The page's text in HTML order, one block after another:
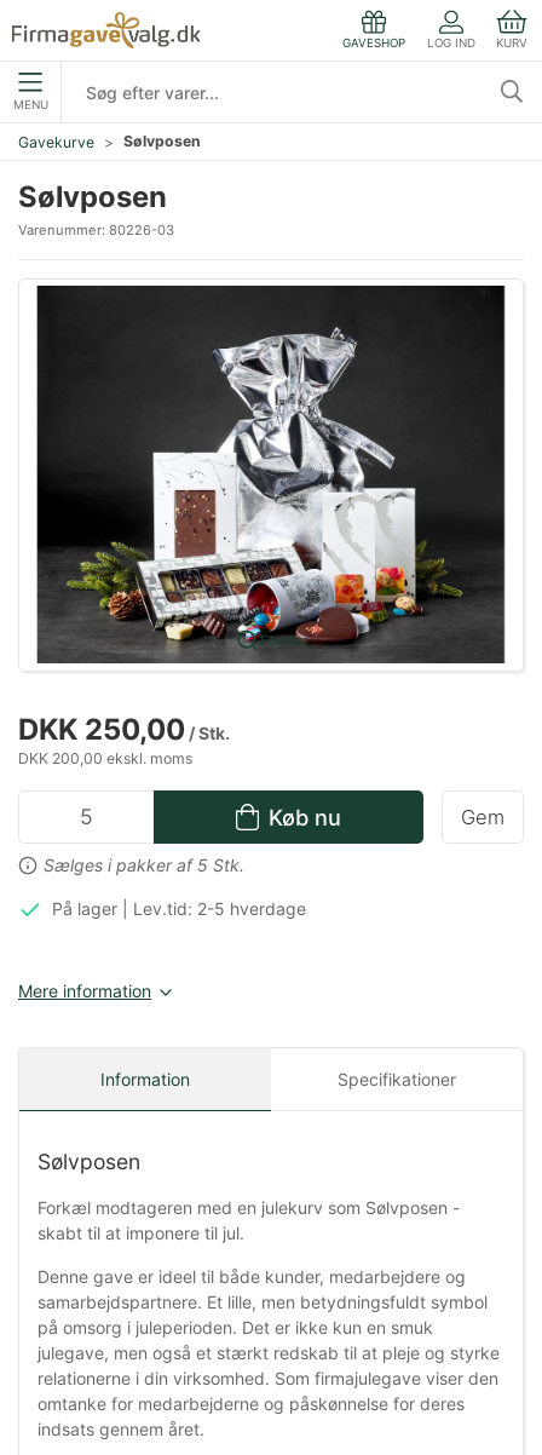
GAVESHOP LOG IND KURV
MENU
Gavekurve Sølvposen
Sølvposen
Varenummer: 80226-03
Forstør
DKK 250,00 / Stk.
DKK 200,00 ekskl. moms
Køb nu
Sælges i pakker af 5 Stk.
Gem
På lager | Lev.tid: 2-5 hverdage
Mere information
Information Specifikationer
Sølvposen
Forkæl modtageren med en julekurv som Sølvposen -
skabt til at imponere til jul.
Denne gave er ideel til både kunder, medarbejdere og
samarbejdspartnere. Et lille, men betydningsfuldt symbol
på omsorg i juleperioden. Det er ikke kun en smuk
julegave, men også et stærkt redskab til at pleje og styrke
relationerne i din virksomhed. Som firmajulegave viser den
omtanke for medarbejderne og påskønnelse for deres
indsats gennem året.